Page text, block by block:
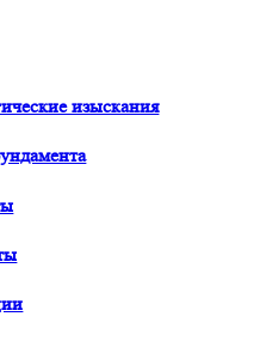
изыскания